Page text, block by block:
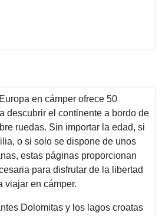
en cámper ofrece 50
descubrir el continente a bordo de
ruedas. Sin importar la edad, si
o si solo se dispone de unos
estas páginas proporcionan
para disfrutar de la libertad
viajar en cámper.
Dolomitas y los lagos croatas